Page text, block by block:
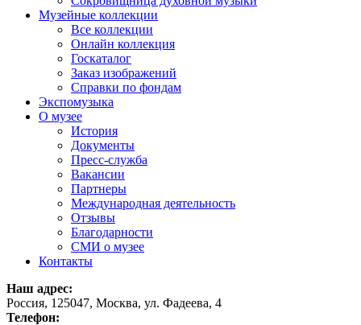
Музейные коллекции
Все коллекции
Онлайн коллекция
Госкаталог
Заказ изображений
Справки по фондам
Экспомузыка
О музее
История
Документы
Пресс-служба
Вакансии
Партнеры
Международная деятельность
Отзывы
Благодарности
СМИ о музее
Контакты
Наш адрес:
Россия, 125047, Москва, ул. Фадеева, 4
Телефон: